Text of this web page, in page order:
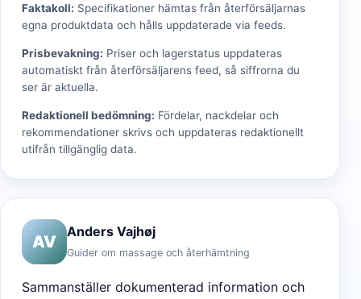
Faktakoll: Specifikationer hämtas från återförsäljarnas
egna produktdata och hålls uppdaterade via feeds.
Prisbevakning: Priser och lagerstatus uppdateras
automatiskt från återförsäljarens feed, så siffrorna du
ser är aktuella.
Redaktionell bedömning: Fördelar, nackdelar och
rekommendationer skrivs och uppdateras redaktionellt
utifrån tillgänglig data.
AV
Anders Vajhøj
Guider om massage och återhämtning
Sammanställer dokumenterad information och